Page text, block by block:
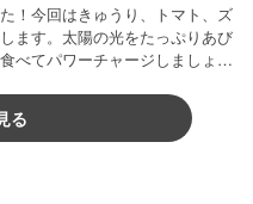
！今回はきゅうり、トマト、ズ
ます。太陽の光をたっぷりあび
べてパワーチャージしましょう
る